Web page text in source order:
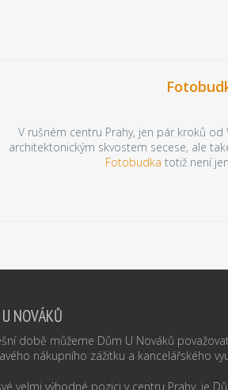
V rušném centru Prahy, jen pár kroků
architektonickým skvostem secese, ale
Fotobudka totiž není
NOVÁKŮ
době můžeme Dům U Nováků
nákupního zážitku a kancelářského
velmi výhodné pozici v centru Prahy, je